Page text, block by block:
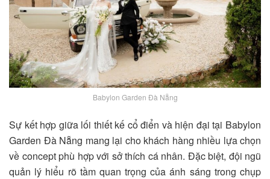
Babylon Garden Đà Nẵng
Sự kết hợp giữa lối thiết kế cổ điển và hiện đại tại Babylon
Garden Đà Nẵng mang lại cho khách hàng nhiều lựa chọn
về concept phù hợp với sở thích cá nhân. Đặc biệt, đội ngũ
quản lý hiểu rõ tầm quan trọng của ánh sáng trong chụp